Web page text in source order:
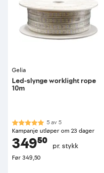
Gelia
Led-slynge worklight rope
10m
Karakter:5.0 av 5 mulige
5av5
Kampanje utløper om 23 dager
349⁵⁰ pr. stykk
Før349,50